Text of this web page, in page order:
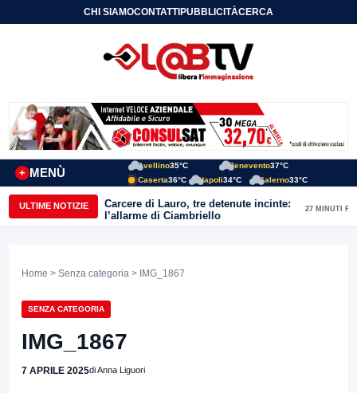
CHI SIAMOCONTATTIPUBBLICITÀCERCA
MENÙ
+
Avellino35°C Benevento37°C
Caserta36°C Napoli34°C Salerno33°C
ULTIME NOTIZIE
Carcere di Lauro, tre detenute incinte:
l’allarme di Ciambriello
27 MINUTI FA
Home > Senza categoria > IMG_1867
SENZA CATEGORIA
IMG_1867
7 APRILE 2025di Anna Liguori